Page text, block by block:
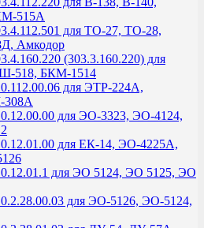
515А
для ТО-27, ТО-28,
Амкодор
(303.3.160.220) для
518, БКМ-1514
для ЭТР-224А,
308А
для ЭО-3323, ЭО-4124,
для ЕК-14, ЭО-4225А,
для ЭО 5124, ЭО 5125, ЭО
для ЭО-5126, ЭО-5124,